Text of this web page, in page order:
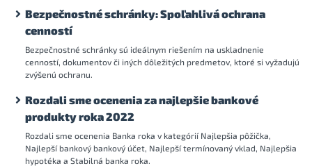
Bezpečnostné schránky: Spoľahlivá ochrana
cenností
Bezpečnostné schránky sú ideálnym riešením na uskladnenie
cenností, dokumentov či iných dôležitých predmetov, ktoré si vyžadujú
zvýšenú ochranu.
Rozdali sme ocenenia za najlepšie bankové
produkty roka 2022
Rozdali sme ocenenia Banka roka v kategórií Najlepšia pôžička,
Najlepší bankový bankový účet, Najlepší termínovaný vklad, Najlepšia
hypotéka a Stabilná banka roka.